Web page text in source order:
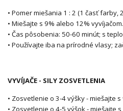
• Pomer miešania 1 : 2 (1 časť farby,
• Miešajte s 9% alebo 12% vyvíjačom.
• Čas pôsobenia: 50-60 minút; s
• Používajte iba na prírodné vlasy;
VYVÍJAČE - SILY ZOSVETLENIA
• Zosvetlenie o 3-4 výšky - miešajte s
• Zosvetlenie o 4-5 výšok - miešajte s